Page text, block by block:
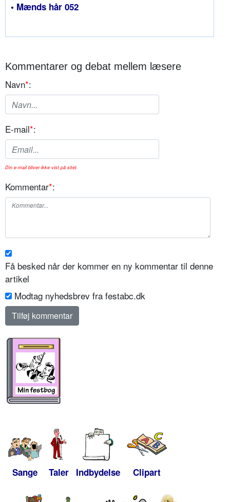
• Mænds hår 052
Kommentarer og debat mellem læsere
Navn*:
E-mail*:
Din e-mail bliver ikke vist på sitet.
Kommentar*:
Få besked når der kommer en ny kommentar til denne
artikel
Modtag nyhedsbrev fra festabc.dk
Sange Taler Indbydelse Clipart